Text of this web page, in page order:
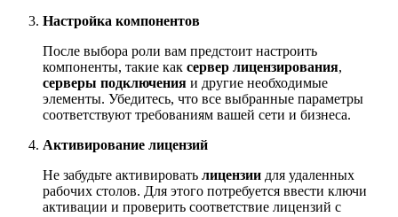
Настройка компонентов
После выбора роли вам предстоит настроить
компоненты, такие как сервер лицензирования,
серверы подключения и другие необходимые
элементы. Убедитесь, что все выбранные параметры
соответствуют требованиям вашей сети и бизнеса.
Активирование лицензий
Не забудьте активировать лицензии для удаленных
рабочих столов. Для этого потребуется ввести ключи
активации и проверить соответствие лицензий с